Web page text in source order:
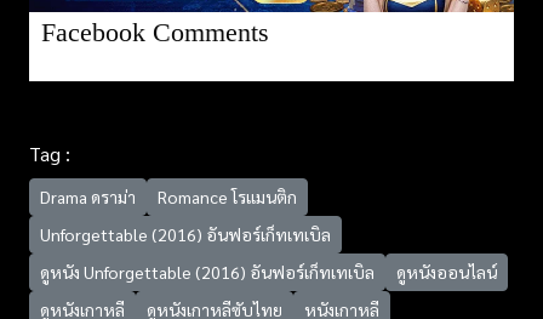
Facebook Comments
Tag :
Drama ดราม่า
Romance โรแมนติก
Unforgettable (2016) อันฟอร์เก็ทเทเบิล
ดูหนัง Unforgettable (2016) อันฟอร์เก็ทเทเบิล
ดูหนังออนไลน์
ดูหนังเกาหลี
ดูหนังเกาหลีซับไทย
หนังเกาหลี